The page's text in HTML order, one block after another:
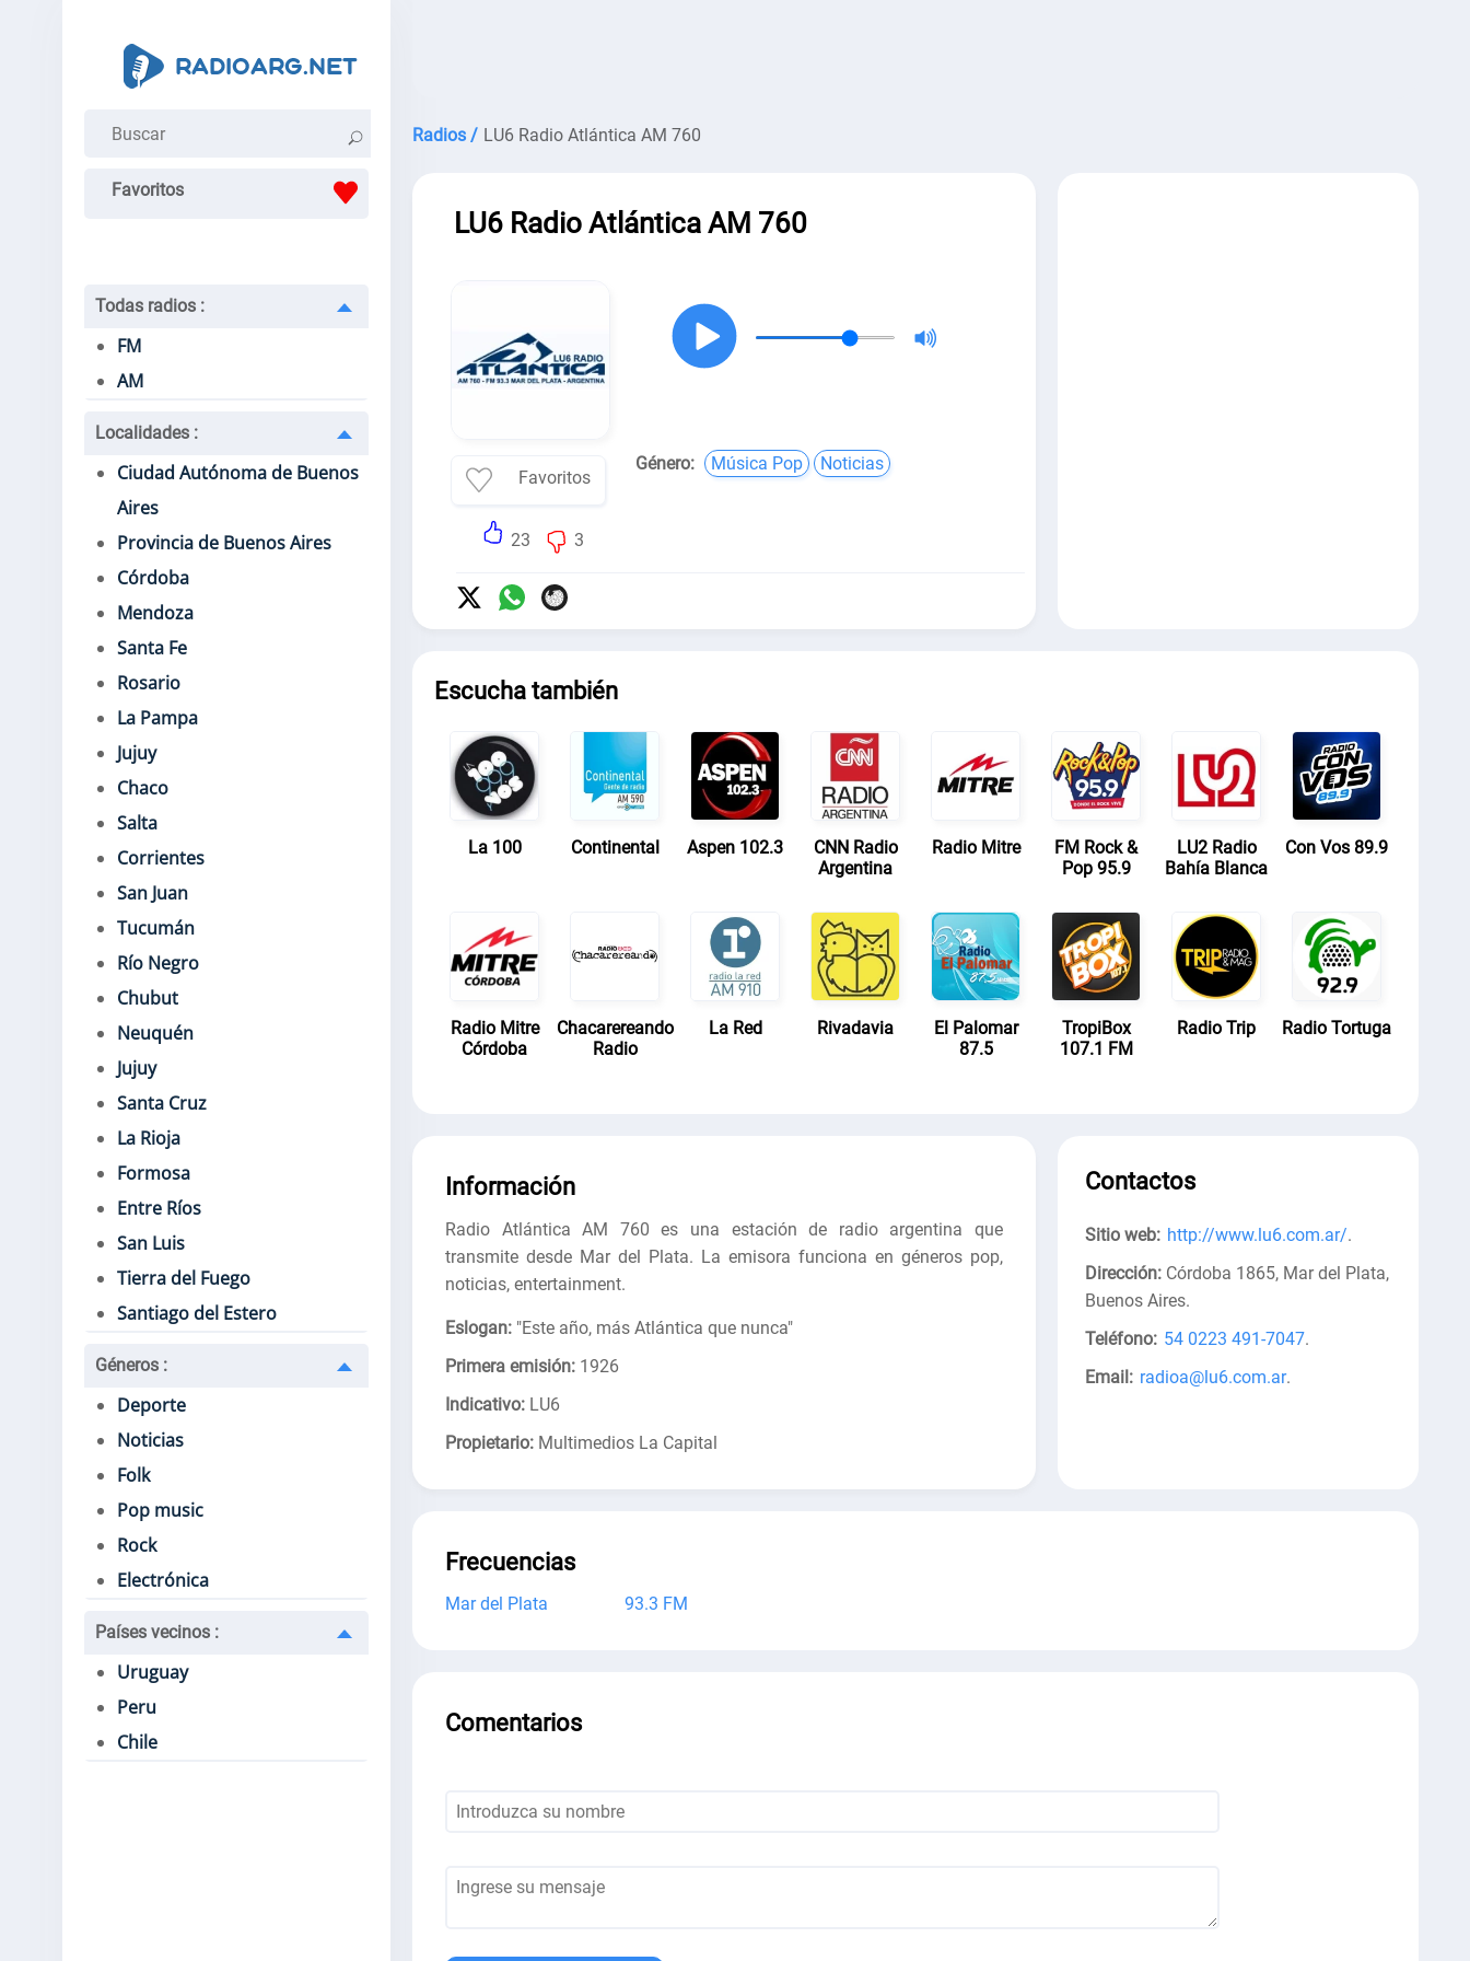
Favoritos
Todas radios :
FM
AM
Localidades :
Ciudad Autónoma de Buenos
Aires
Provincia de Buenos Aires
Córdoba
Mendoza
Santa Fe
Rosario
La Pampa
Jujuy
Chaco
Salta
Corrientes
San Juan
Tucumán
Río Negro
Chubut
Neuquén
Jujuy
Santa Cruz
La Rioja
Formosa
Entre Ríos
San Luis
Tierra del Fuego
Santiago del Estero
Géneros :
Deporte
Noticias
Folk
Pop music
Rock
Electrónica
Países vecinos :
Uruguay
Peru
Chile
Radios / LU6 Radio Atlántica AM 760
LU6 Radio Atlántica AM 760
Favoritos
23 3
Género: Música Pop Noticias
Escucha también
La 100 Continental Aspen 102.3
CNN Radio
Argentina
Radio Mitre
FM Rock &
Pop 95.9
LU2 Radio
Bahía Blanca
Con Vos 89.9
Radio Mitre
Córdoba
Chacarereando
Radio
La Red Rivadavia
El Palomar
87.5
TropiBox
107.1 FM
Radio Trip Radio Tortuga
Información
Radio Atlántica AM 760 es una estación de radio argentina que
transmite desde Mar del Plata. La emisora funciona en géneros pop,
noticias, entertainment.
Eslogan: "Este año, más Atlántica que nunca"
Primera emisión: 1926
Indicativo: LU6
Propietario: Multimedios La Capital
Contactos
Sitio web: http://www.lu6.com.ar/.
Dirección: Córdoba 1865, Mar del Plata,
Buenos Aires.
Teléfono: 54 0223 491-7047.
Email: radioa@lu6.com.ar.
Frecuencias
Mar del Plata 93.3 FM
Comentarios